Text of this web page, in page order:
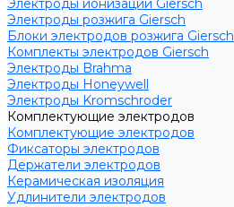
Электроды ионизации Giersch
Электроды розжига Giersch
Блоки электродов розжига Giersch
Комплекты электродов Giersch
Электроды Brahma
Электроды Honeywell
Электроды Kromschroder
Комплектующие электродов
Комплектующие электродов
Фиксаторы электродов
Держатели электродов
Керамическая изоляция
Удлинители электродов